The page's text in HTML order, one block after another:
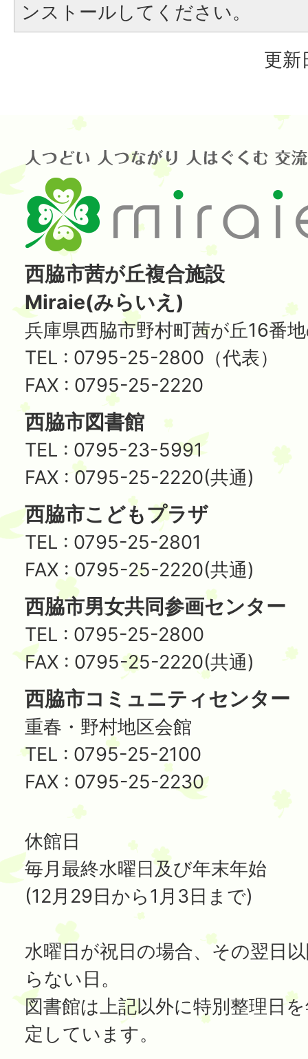
ンストールしてください。
更新
西脇市茜が丘複合施設
Miraie(みらいえ)
兵庫県西脇市野村町茜が丘16番
TEL : 0795-25-2800（代表）
FAX : 0795-25-2220
西脇市図書館
TEL : 0795-23-5991
FAX : 0795-25-2220(共通)
西脇市こどもプラザ
TEL : 0795-25-2801
FAX : 0795-25-2220(共通)
西脇市男女共同参画センター
TEL : 0795-25-2800
FAX : 0795-25-2220(共通)
西脇市コミュニティセンター
重春・野村地区会館
TEL : 0795-25-2100
FAX : 0795-25-2230
休館日
毎月最終水曜日及び年末年始
(12月29日から1月3日まで)
水曜日が祝日の場合、その翌日
らない日。
図書館は上記以外に特別整理日
定しています。